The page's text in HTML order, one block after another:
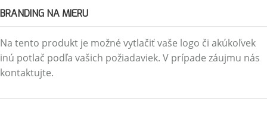
BRANDING NA MIERU
Na tento produkt je možné vytlačiť vaše logo či akúkoľvek
inú potlač podľa vašich požiadaviek. V prípade záujmu nás
kontaktujte.